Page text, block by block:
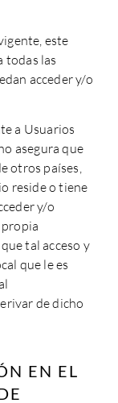
este
todas las
acceder y/o
a Usuarios
asegura que
otros países,
reside o tiene
y/o
tal acceso y
que le es
de dicho
EN EL